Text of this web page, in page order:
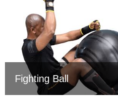
Fighting Ball